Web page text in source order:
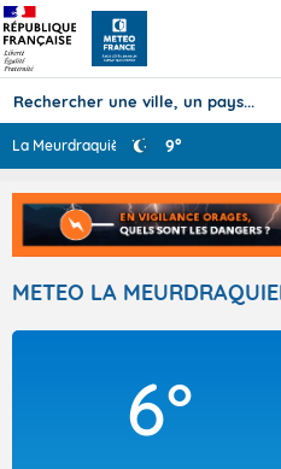
TOUS LES
La Meurdraquièr ... 9°
METEO LA
6°